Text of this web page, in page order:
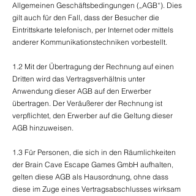
Allgemeinen Geschäftsbedingungen („AGB“). Dies
gilt auch für den Fall, dass der Besucher die
Eintrittskarte telefonisch, per Internet oder mittels
anderer Kommunikationstechniken vorbestellt.
1.2 Mit der Übertragung der Rechnung auf einen
Dritten wird das Vertragsverhältnis unter
Anwendung dieser AGB auf den Erwerber
übertragen. Der Veräußerer der Rechnung ist
verpflichtet, den Erwerber auf die Geltung dieser
AGB hinzuweisen.
1.3 Für Personen, die sich in den Räumlichkeiten
der Brain Cave Escape Games GmbH aufhalten,
gelten diese AGB als Hausordnung, ohne dass
diese im Zuge eines Vertragsabschlusses wirksam